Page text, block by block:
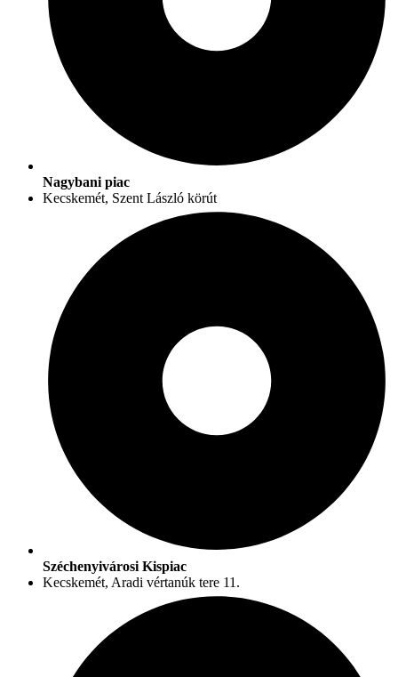
Nagybani piac
Kecskemét, Szent László körút
Széchenyivárosi Kispiac
Kecskemét, Aradi vértanúk tere 11.